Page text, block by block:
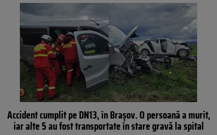
Accident cumplit pe DN13, în Brașov. O persoană a murit,
iar alte 5 au fost transportate în stare gravă la spital